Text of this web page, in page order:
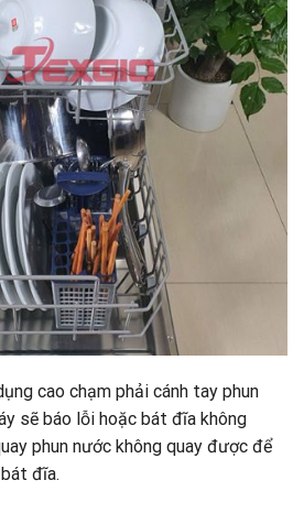
cao chạm phải cánh tay phun
sẽ báo lỗi hoặc bát đĩa không
phun nước không quay được để
đĩa.